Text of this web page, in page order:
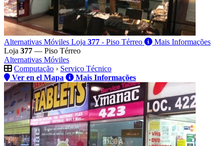
Alternativas Móviles Loja 377 - Piso Térreo
Mais Informações
Loja 377 — Piso Térreo
Alternativas Móviles
Computação › Serviço Técnico
Ver en el Mapa
Mais Informações